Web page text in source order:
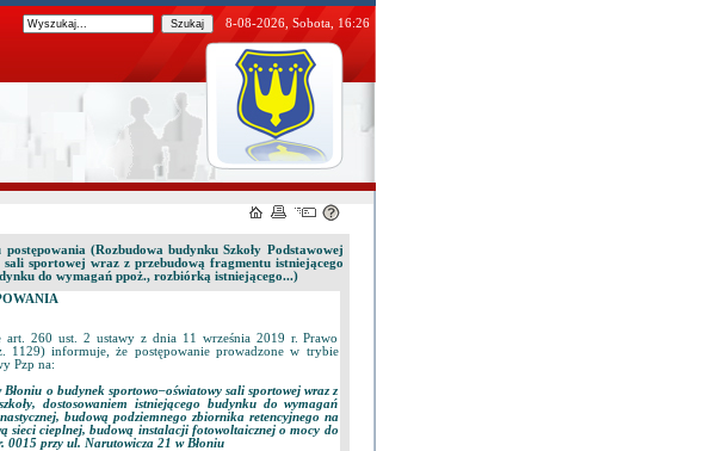
8-08-2026, Sobota, 16:26
(Rozbudowa budynku Szkoły Podstawowej
sportowej wraz z przebudową fragmentu istniejącego
do wymagań ppoż., rozbiórką istniejącego...)
260 ust. 2 ustawy z dnia 11 września 2019 r. Prawo
informuje, że postępowanie prowadzone w trybie
Pzp na:
o budynek sportowo–oświatowy sali sportowej wraz z
dostosowaniem istniejącego budynku do wymagań
budową podziemnego zbiornika retencyjnego na
sieci cieplnej, budową instalacji fotowoltaicznej o mocy do
przy ul. Narutowicza 21 w Błoniu